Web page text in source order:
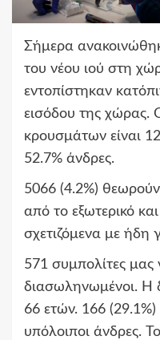
Σήμερα
του νέου ιού στη
εντοπίστηκαν
εισόδου της χώρας.
κρουσμάτων είναι
52.7% άνδρες.
5066 (4.2%)
από το εξωτερικό
σχετιζόμενα με
571 συμπολίτες μας
διασωληνωμένοι. Η
66 ετών. 166 (29.1%)
υπόλοιποι άνδρες.